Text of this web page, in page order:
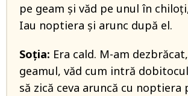
pe geam şi văd pe unul în
Iau noptiera şi arunc după el.
Soţia: Era cald. M-am
geamul, văd cum intră
să zică ceva aruncă cu noptiera